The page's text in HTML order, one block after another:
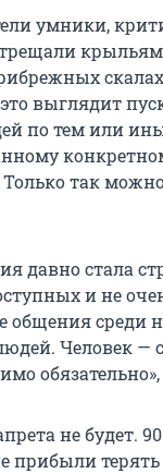
умники,
выглядит
по тем или
так
давно стала
и не
общения среди
Человек —
не будет.
прибыли терять